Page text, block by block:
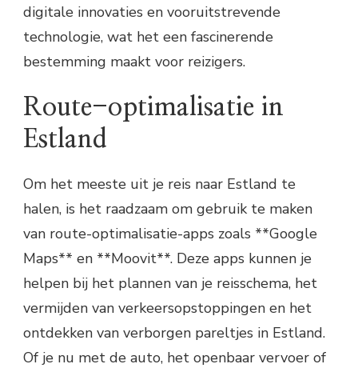
digitale innovaties en vooruitstrevende
technologie, wat het een fascinerende
bestemming maakt voor reizigers.
Route-optimalisatie in
Estland
Om het meeste uit je reis naar Estland te
halen, is het raadzaam om gebruik te maken
van route-optimalisatie-apps zoals **Google
Maps** en **Moovit**. Deze apps kunnen je
helpen bij het plannen van je reisschema, het
vermijden van verkeersopstoppingen en het
ontdekken van verborgen pareltjes in Estland.
Of je nu met de auto, het openbaar vervoer of